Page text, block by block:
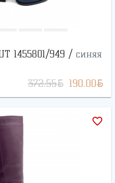
1455801/949 / синяя
372.55BYN 190.00BYN
favorite_border